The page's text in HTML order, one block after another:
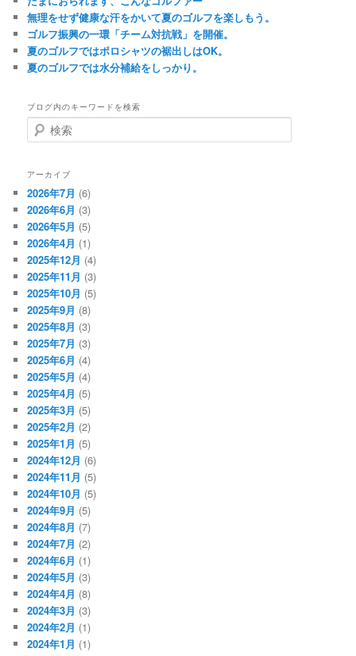
無理をせず健康な汗をかいて夏のゴルフを楽しもう。
ゴルフ振興の一環「チーム対抗戦」を開催。
夏のゴルフではポロシャツの裾出しはOK。
夏のゴルフでは水分補給をしっかり。
ブログ内のキーワードを検索
検
索
アーカイブ
2026年7月 (6)
2026年6月 (3)
2026年5月 (5)
2026年4月 (1)
2025年12月 (4)
2025年11月 (3)
2025年10月 (5)
2025年9月 (8)
2025年8月 (3)
2025年7月 (3)
2025年6月 (4)
2025年5月 (4)
2025年4月 (5)
2025年3月 (5)
2025年2月 (2)
2025年1月 (5)
2024年12月 (6)
2024年11月 (5)
2024年10月 (5)
2024年9月 (5)
2024年8月 (7)
2024年7月 (2)
2024年6月 (1)
2024年5月 (3)
2024年4月 (8)
2024年3月 (3)
2024年2月 (1)
2024年1月 (1)